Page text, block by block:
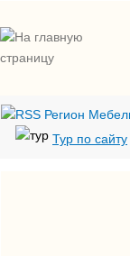
Тур по сайту